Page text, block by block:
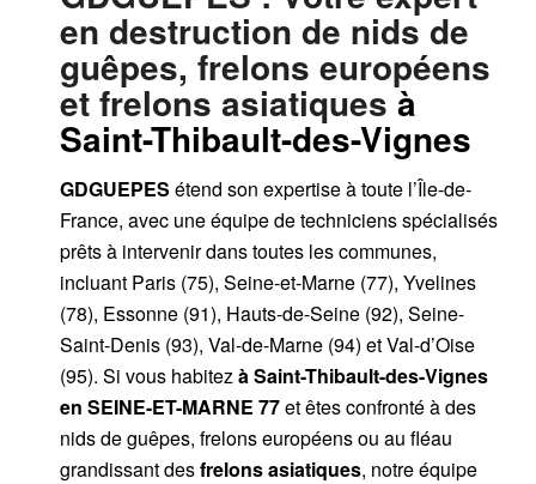
en destruction de nids de
guêpes, frelons européens
et frelons asiatiquesà
Saint-Thibault-des-Vignes
GDGUEPES étend son expertise à toute l’Île-de-
France, avec une équipe de techniciens spécialisés
prêts à intervenir dans toutes les communes,
incluant Paris (75), Seine-et-Marne (77), Yvelines
(78), Essonne (91), Hauts-de-Seine (92), Seine-
Saint-Denis (93), Val-de-Marne (94) et Val-d’Oise
(95). Si vous habitez à Saint-Thibault-des-Vignes
en SEINE-ET-MARNE 77et êtes confronté à des
nids de guêpes, frelons européens ou au fléau
grandissant desfrelons asiatiques, notre équipe